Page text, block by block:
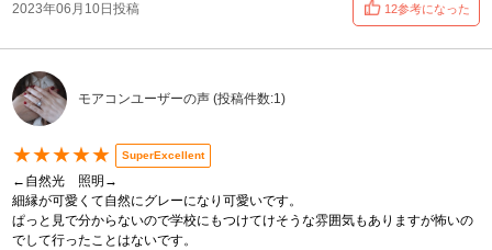
2023年06月10日投稿 12参考になった
モアコンユーザーの声 (投稿件数:1)
★★★★★ SuperExcellent
←自然光 照明→
細縁が可愛くて自然にグレーになり可愛いです。
ぱっと見で分からないので学校にもつけてけそうな雰囲気もありますが怖いの
でして行ったことはないです。